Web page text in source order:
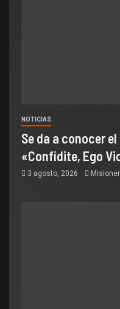
NOTICIAS
Se da a conocer
«Confidite, Ego
3 agosto, 2026